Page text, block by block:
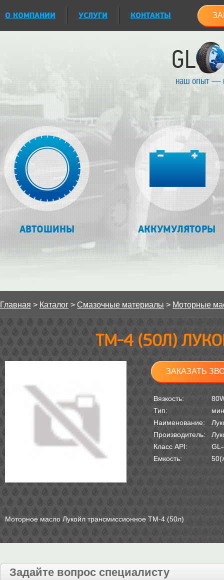
О КОМПАНИИ УСЛУГИ КОНТАКТЫ
наш опыт —
АВТОШИНЫ АККУМУЛЯТОРЫ
Главная > Каталог > Смазочные материалы > Моторные
ТМ-4 (50Л)
ЗАКАЗАТЬ
Вязкость:
Тип:
Наименование:
Производитель:
Класс API:
Емкость:
Моторное масло Лукойл трансмиссионное ТМ-4 (50л)
Задайте вопрос специалисту